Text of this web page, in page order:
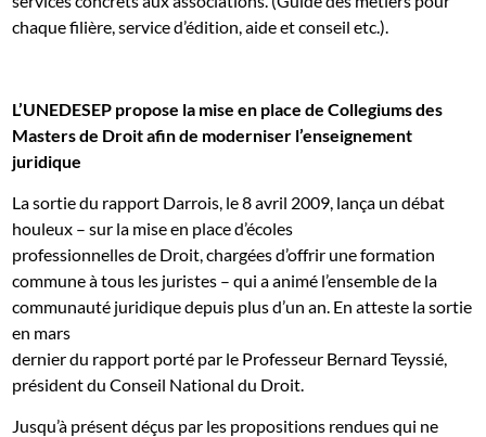
chaque filière, service d’édition, aide et conseil etc.).
L’UNEDESEP propose la mise en place de Collegiums des
Masters de Droit afin de moderniser l’enseignement
juridique
La sortie du rapport Darrois, le 8 avril 2009, lança un débat
houleux – sur la mise en place d’écoles
professionnelles de Droit, chargées d’offrir une formation
commune à tous les juristes – qui a animé l’ensemble de la
communauté juridique depuis plus d’un an. En atteste la sortie
en mars
dernier du rapport porté par le Professeur Bernard Teyssié,
président du Conseil National du Droit.
Jusqu’à présent déçus par les propositions rendues qui ne